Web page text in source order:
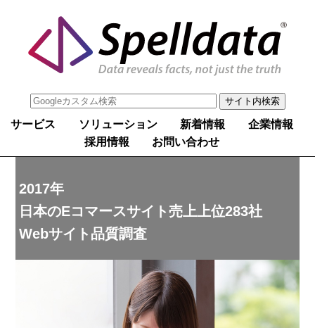
サービス ソリューション 新着情報
企業情報
採用情報
お問い合わせ
2017年
日本のEコマースサイト売上上位283社
Webサイト品質調査